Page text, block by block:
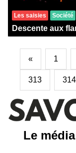
Les saisies Société
Descente aux
« 1
313 314
Le